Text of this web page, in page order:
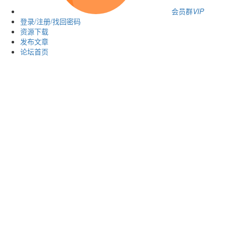
会员群VIP
登录/注册/找回密码
资源下载
发布文章
论坛首页